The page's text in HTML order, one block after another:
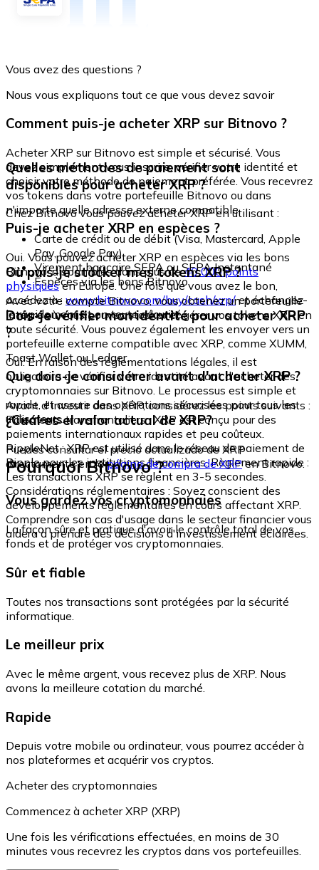
Vous avez des questions ?
Nous vous expliquons tout ce que vous devez savoir
Comment puis-je acheter XRP sur Bitnovo ?
Acheter XRP sur Bitnovo est simple et sécurisé. Vous
devez simplement vous inscrire, vérifier votre identité et
choisir votre méthode de paiement préférée. Vous recevrez
vos tokens dans votre portefeuille Bitnovo ou dans
n'importe quelle adresse externe compatible.
Quelles méthodes de paiement sont
disponibles pour acheter XRP ?
Chez Bitnovo vous pouvez acheter XRP en utilisant :
Carte de crédit ou de débit (Visa, Mastercard, Apple
Pay, Google Pay)
Virement bancaire SEPA ou SEPA Instantané
Espèces via les bons Bitnovo
Puis-je acheter XRP en espèces ?
Oui. Vous pouvez acheter XRP en espèces via les bons
Bitnovo, disponibles dans plus de40 000 points
physiquesen Europe. Une fois que vous avez le bon,
accédez à : www.bitnovo.com/buy/cash/xrp/et échangez-
le rapidement et en toute sécurité.
Où puis-je stocker mes tokens XRP ?
Avec votre compte Bitnovo, vous obtenez un portefeuille
intégré où vous pouvez stocker et gérer vos tokens XRP en
toute sécurité. Vous pouvez également les envoyer vers un
portefeuille externe compatible avec XRP, comme XUMM,
Toast Wallet ou Ledger.
Dois-je vérifier mon identité pour acheter XRP
?
Oui. En raison des réglementations légales, il est
obligatoire de vérifier votre identité avant d'acheter des
cryptomonnaies sur Bitnovo. Le processus est simple et
rapide, et assure des opérations sécurisées pour tous les
utilisateurs.
Que dois-je considérer avant d'acheter XRP ?
Avant d'investir dans XRP, considérez les points suivants :
Paiements transfrontaliers : XRP est conçu pour des
paiements internationaux rapides et peu coûteux.
RippleNet : XRP est utilisé dans le réseau de paiement de
Ripple pour les institutions financières. Règlement rapide :
Les transactions XRP se règlent en 3-5 secondes.
Considérations réglementaires : Soyez conscient des
développements réglementaires en cours affectant XRP.
Comprendre son cas d'usage dans le secteur financier vous
aidera à prendre des décisions d'investissement éclairées.
¿Cuál es el valor actual de XRP?
Puedes consultar el precio actualizado de XRP
directamente en lapágina de compra de XRPen Bitnovo.
Pourquoi Bitnovo ?
Vous gardez vos cryptomonnaies
La façon sûre et pratique d'avoir le contrôle total de vos
fonds et de protéger vos cryptomonnaies.
Sûr et fiable
Toutes nos transactions sont protégées par la sécurité
informatique.
Le meilleur prix
Avec le même argent, vous recevez plus de XRP. Nous
avons la meilleure cotation du marché.
Rapide
Depuis votre mobile ou ordinateur, vous pourrez accéder à
nos plateformes et acquérir vos cryptos.
Acheter des cryptomonnaies
Commencez à acheter XRP (XRP)
Une fois les vérifications effectuées, en moins de 30
minutes vous recevrez les cryptos dans vos portefeuilles.